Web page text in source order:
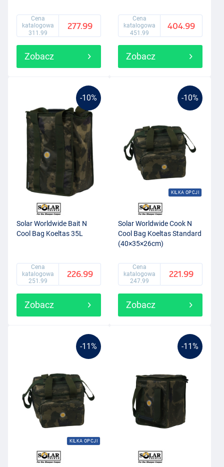
Cena
katalogowa
311.99
277.99
Zobacz
Cena
katalogowa
451.99
404.99
Zobacz
-10%
Solar Worldwide Bait N
Cool Bag Koeltas 35L
Cena
katalogowa
251.99
226.99
Zobacz
-10%
KILKA OPCJI
Solar Worldwide Cook N
Cool Bag Koeltas Standard
(40×35×26cm)
Cena
katalogowa
247.99
221.99
Zobacz
-11%
KILKA OPCJI
-11%